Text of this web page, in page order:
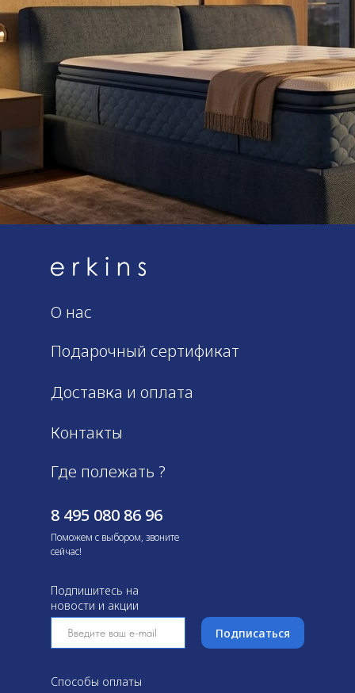
Подарочный сертификат
О нас
Контакты
Где полежать ?
8 495 080 86 96
Поможем с выбором, звоните
сейчас!
Способы оплаты
Подпишитесь на
новости и акции
Подписаться
Доставка и оплата